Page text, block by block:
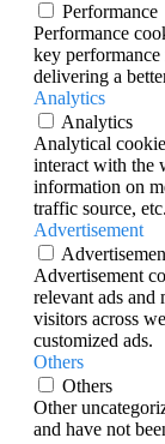
Performance
Performance
key
delivering a
Analytics
Analytics
Analytical
interact with the
information on
traffic source, etc.
Advertisement
Advertisement
relevant ads and
visitors across
customized ads.
Others
Others
Other
and have not